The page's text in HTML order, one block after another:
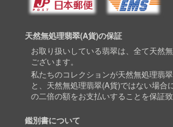
天然無処理翡翠(A貨)の保証
お取り扱いしている翡翠は、全て天然
ございます。
私たちのコレクションが天然無処理翡
と、天然無処理翡翠(A貨)ではない場合
の二倍の額をお支払いすることを保証致
鑑別書について